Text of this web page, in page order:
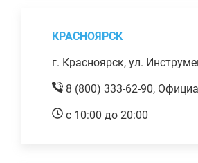
КРАСНОЯРСК
г. Красноярск, ул.
8 (800) 333-62-90,
с 10:00 до 20:00